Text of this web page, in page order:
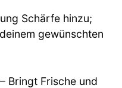
Schärfe hinzu;
gewünschten
– Bringt Frische und